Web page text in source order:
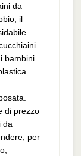
da
il
bambini
di prezzo
da
per